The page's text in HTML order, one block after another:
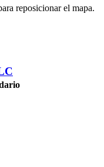
reposicionar el mapa.